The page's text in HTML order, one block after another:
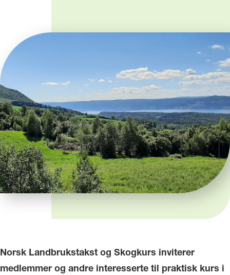
Norsk Landbrukstakst og Skogkurs inviterer
medlemmer og andre interesserte til praktisk kurs i